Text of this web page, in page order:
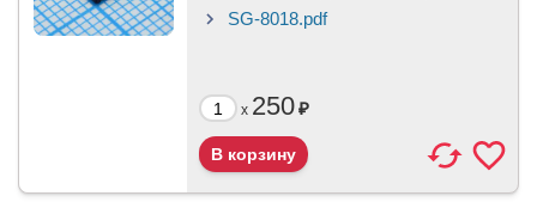
SG-8018.pdf
x 250₽